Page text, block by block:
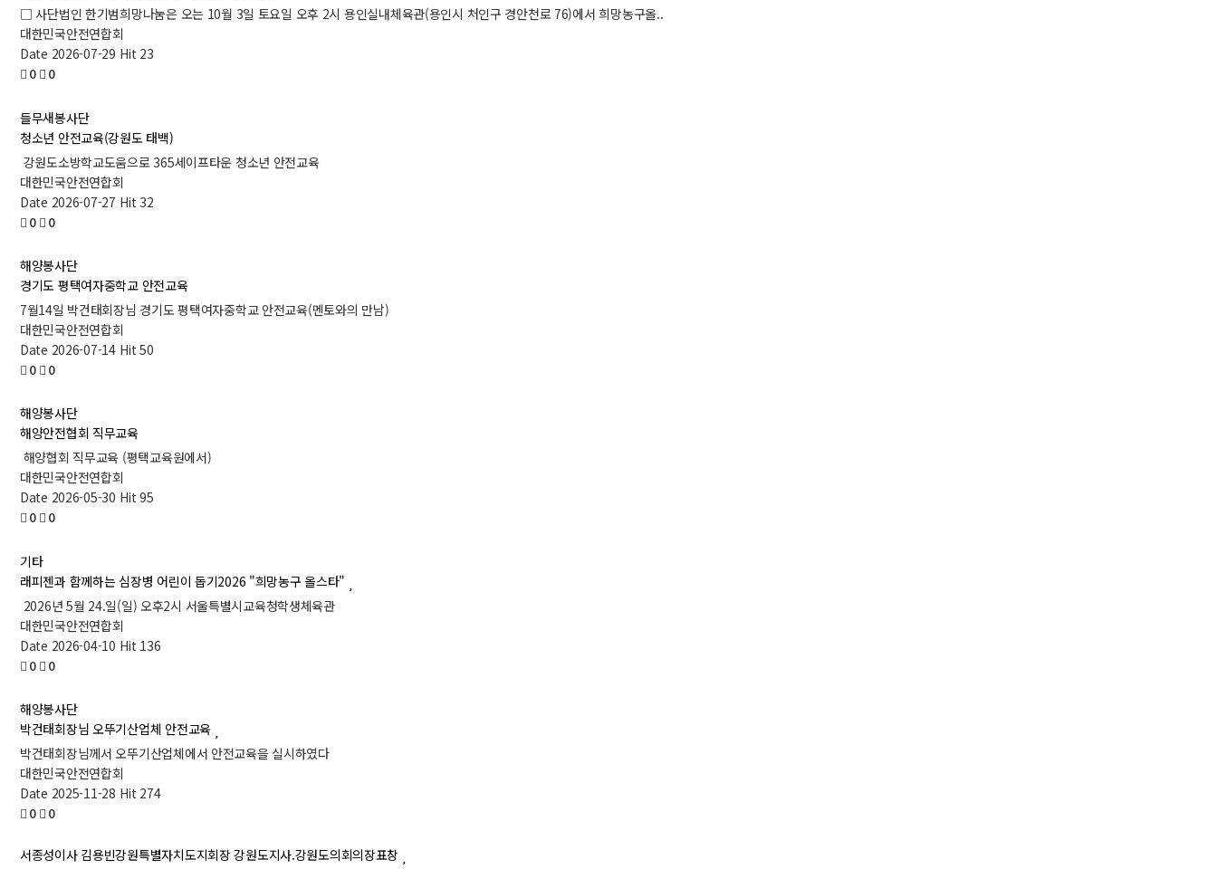
□ 사단법인 한기범희망나눔은 오는 10월 3일 토요일 오후 2시 용인실내체육관(용인시 처인구 경안천로 76)에서 희망농구올..
대한민국안전연합회
Date 2026-07-29 Hit 23
0
0
들무새봉사단
청소년 안전교육(강원도 태백)
강원도소방학교도움으로 365세이프타운 청소년 안전교육
대한민국안전연합회
Date 2026-07-27 Hit 32
0
0
해양봉사단
경기도 평택여자중학교 안전교육
7월14일 박건태회장님 경기도 평택여자중학교 안전교육(멘토와의 만남)
대한민국안전연합회
Date 2026-07-14 Hit 50
0
0
해양봉사단
해양안전협회 직무교육
해양협회 직무교육 (평택교육원에서)
대한민국안전연합회
Date 2026-05-30 Hit 95
0
0
기타
래피젠과 함께하는 심장병 어린이 돕기2026 "희망농구 올스타"
2026년 5월 24.일(일) 오후2시 서울특별시교육청학생체육관
대한민국안전연합회
Date 2026-04-10 Hit 136
0
0
해양봉사단
박건태회장님 오뚜기산업체 안전교육
박건태회장님께서 오뚜기산업체에서 안전교육을 실시하였다
대한민국안전연합회
Date 2025-11-28 Hit 274
0
0
서종성이사 김용빈강원특별자치도지회장 강원도지사.강원도의회의장표창